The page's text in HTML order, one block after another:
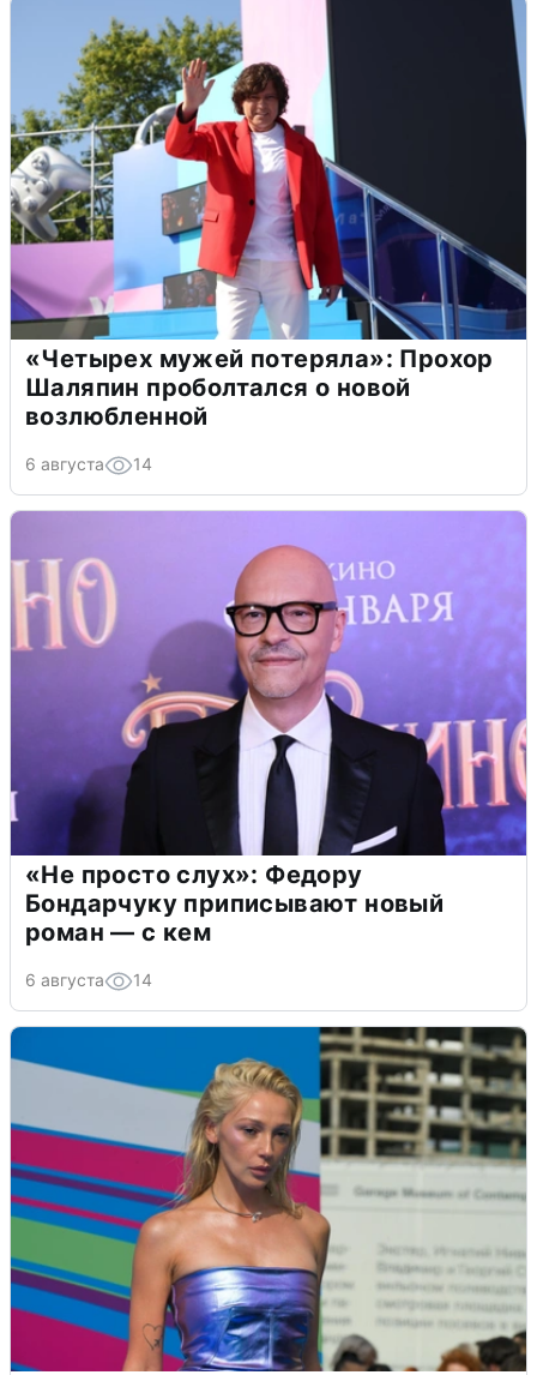
«Четырех мужей потеряла»: Прохор
Шаляпин проболтался о новой
возлюбленной
6 августа 14
«Не просто слух»: Федору
Бондарчуку приписывают новый
роман — с кем
6 августа 14